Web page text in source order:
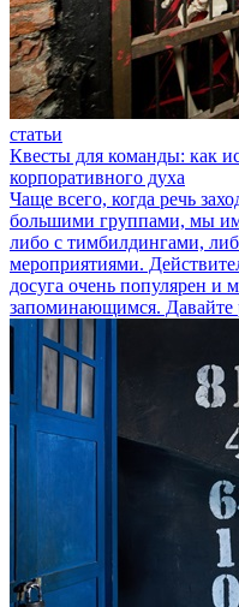
статьи
Квесты для команды: как
корпоративного духа
Чаще всего, когда речь
большими группами, мы
либо с тимбилдингами,
мероприятиями.
досуга очень популярен и
запоминающимся. Давайте